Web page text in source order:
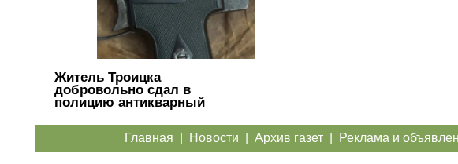
Кто должен
разбираться
кабанчиком
в
контейнере?
Житель Троицка
добровольно сдал в
полицию антикварный
Главная Новости Архив газет| Реклама и